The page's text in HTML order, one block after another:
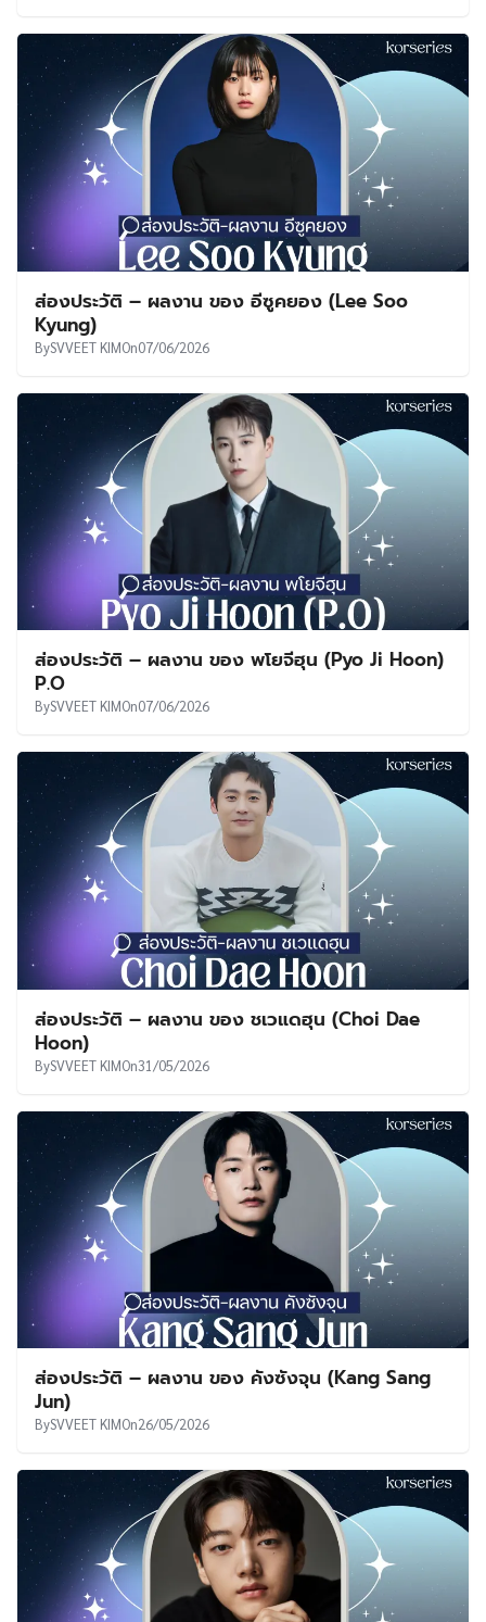
ส่องประวัติ – ผลงาน ของ อีซูคยอง (Lee Soo
Kyung)
BySVVEET KIMOn07/06/2026
ส่องประวัติ – ผลงาน ของ พโยจีฮุน (Pyo Ji Hoon)
P.O
BySVVEET KIMOn07/06/2026
ส่องประวัติ – ผลงาน ของ ชเวแดฮุน (Choi Dae
Hoon)
BySVVEET KIMOn31/05/2026
ส่องประวัติ – ผลงาน ของ คังซังจุน (Kang Sang
Jun)
BySVVEET KIMOn26/05/2026